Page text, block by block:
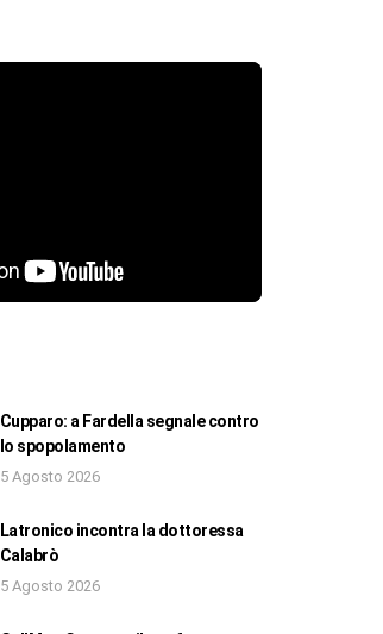
Cupparo: a Fardella segnale contro
lo spopolamento
5 Agosto 2026
Latronico incontra la dottoressa
Calabrò
5 Agosto 2026